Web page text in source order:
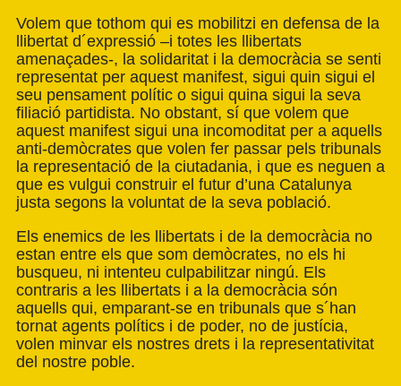
Volem que tothom qui es mobilitzi en defensa de la
llibertat d´expressió –i totes les llibertats
amenaçades-, la solidaritat i la democràcia se senti
representat per aquest manifest, sigui quin sigui el
seu pensament polític o sigui quina sigui la seva
filiació partidista. No obstant, sí que volem que
aquest manifest sigui una incomoditat per a aquells
anti-demòcrates que volen fer passar pels tribunals
la representació de la ciutadania, i que es neguen a
que es vulgui construir el futur d’una Catalunya
justa segons la voluntat de la seva població.
Els enemics de les llibertats i de la democràcia no
estan entre els que som demòcrates, no els hi
busqueu, ni intenteu culpabilitzar ningú. Els
contraris a les llibertats i a la democràcia són
aquells qui, emparant-se en tribunals que s´han
tornat agents polítics i de poder, no de justícia,
volen minvar els nostres drets i la representativitat
del nostre poble.